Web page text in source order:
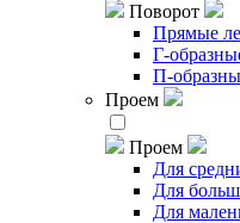
Поворот
Прямые
Г-
П-
Проем
Проем
Для
Для
Для